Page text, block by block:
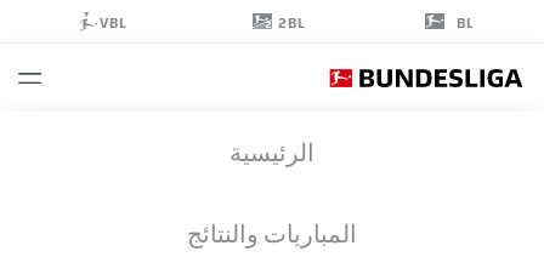
BL
2BL
VBL
الرئيسية
المباريات والنتائج